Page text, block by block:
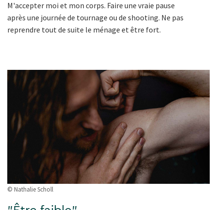
M'accepter moi et mon corps. Faire une vraie pause
après une journée de tournage ou de shooting. Ne pas
reprendre tout de suite le ménage et être fort.
© Nathalie Scholl